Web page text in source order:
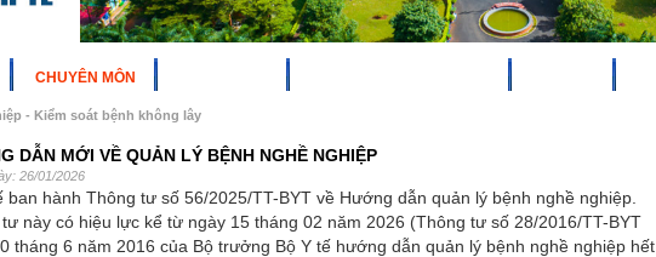
CHUYÊN MÔN
- Kiểm soát bệnh không lây
DẪN MỚI VỀ QUẢN LÝ BỆNH NGHỀ NGHIỆP
26/01/2026
ban hành Thông tư số 56/2025/TT-BYT về Hướng dẫn quản lý bệnh nghề nghiệp.
này có hiệu lực kể từ ngày 15 tháng 02 năm 2026 (Thông tư số 28/2016/TT-BYT
tháng 6 năm 2016 của Bộ trưởng Bộ Y tế hướng dẫn quản lý bệnh nghề nghiệp hết